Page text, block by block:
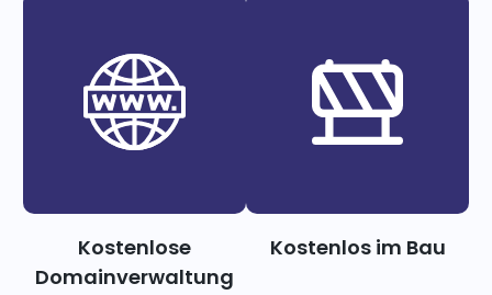
Kostenlose
Domainverwaltung
Kostenlos im Bau